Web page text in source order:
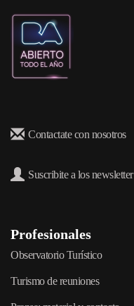
Contactate con nosotros
Suscribite a los newsletter
Profesionales
Observatorio Turístico
Turismo de reuniones